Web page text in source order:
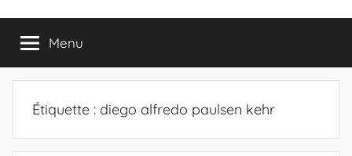
Sahara
News
sur
le
Sahara
révélée
Menu
Étiquette : diego alfredo paulsen kehr